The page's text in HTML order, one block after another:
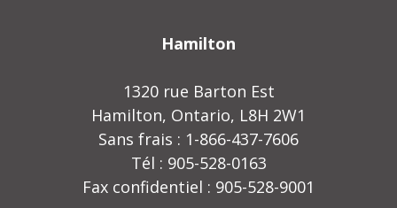
Hamilton
1320 rue Barton Est
Hamilton, Ontario, L8H 2W1
Sans frais : 1-866-437-7606
Tél : 905-528-0163
Fax confidentiel : 905-528-9001